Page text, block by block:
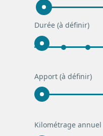
Durée (à définir)
Apport (à définir)
Kilométrage annuel